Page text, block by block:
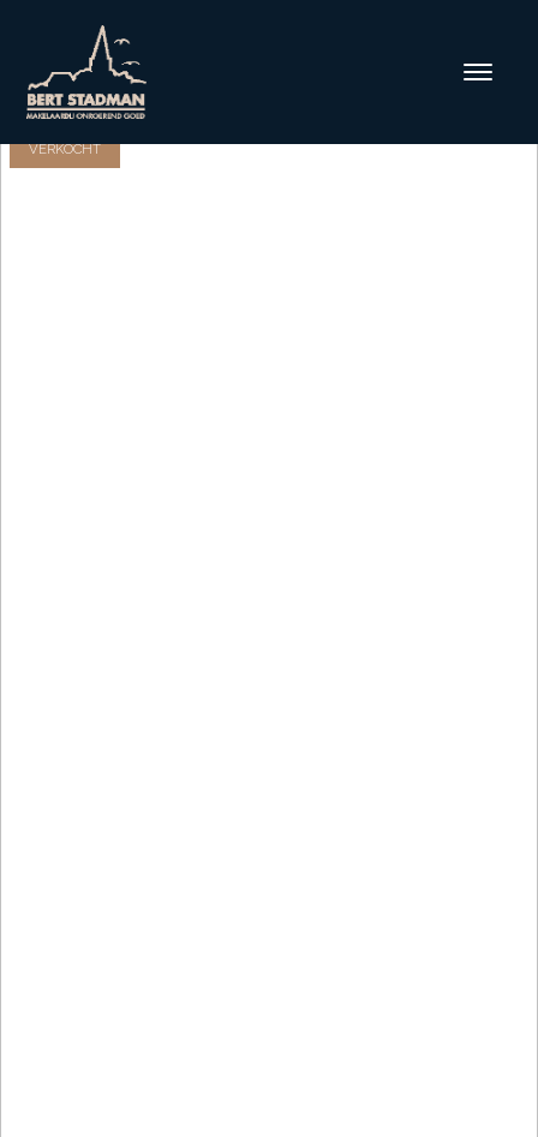
VERKOCHT